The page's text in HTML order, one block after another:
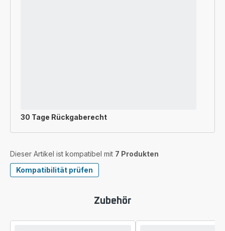
30 Tage Rückgaberecht
Dieser Artikel ist kompatibel mit 7 Produkten
Kompatibilität prüfen
Zubehör